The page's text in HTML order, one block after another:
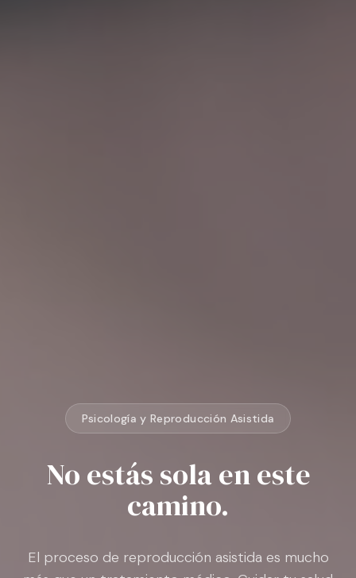
Psicología y Reproducción Asistida
No estás sola en este
camino.
El proceso de reproducción asistida es mucho